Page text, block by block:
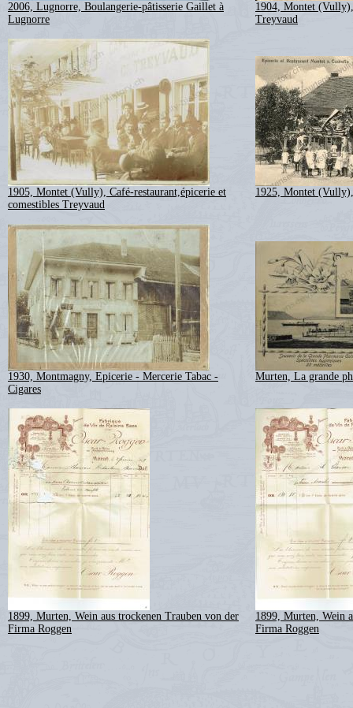
2006, Lugnorre, Boulangerie-pâtisserie Gaillet à
Lugnorre
1904, Montet
Treyvaud
1905, Montet (Vully), Café-restaurant,épicerie et
comestibles Treyvaud
1925, Montet
1930, Montmagny, Epicerie - Mercerie Tabac -
Cigares
Murten, La grande
1899, Murten, Wein aus trockenen Trauben von der
Firma Roggen
1899, Murten, Wein
Firma Roggen